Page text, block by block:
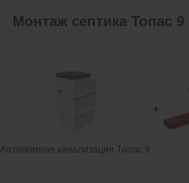
Монтаж септика Топас 9
Автономная канализация Топас 9
+